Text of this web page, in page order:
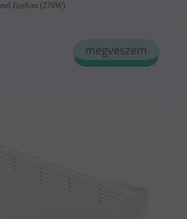
EcoSun (270W)
megveszem